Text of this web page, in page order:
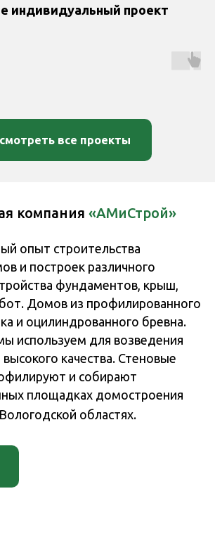
индивидуальный проект
все проекты
компания «АМиСтрой»
опыт строительства
и построек различного
фундаментов, крыш,
Домов из профилированного
и оцилиндрованного бревна.
используем для возведения
качества. Стеновые
и собирают
площадках домостроения
областях.